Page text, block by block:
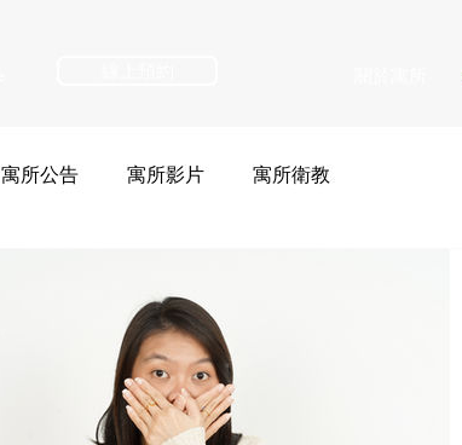
寓所公告 寓所影片 寓所衛教